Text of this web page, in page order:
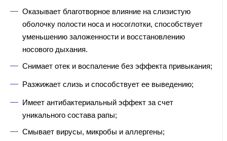
Оказывает благотворное влияние на слизистую
оболочку полости носа и носоглотки, способствует
уменьшению заложенности и восстановлению
носового дыхания.
Снимает отек и воспаление без эффекта привыкания;
Разжижает слизь и способствует ее выведению;
Имеет антибактериальный эффект за счет
уникального состава рапы;
Смывает вирусы, микробы и аллергены;